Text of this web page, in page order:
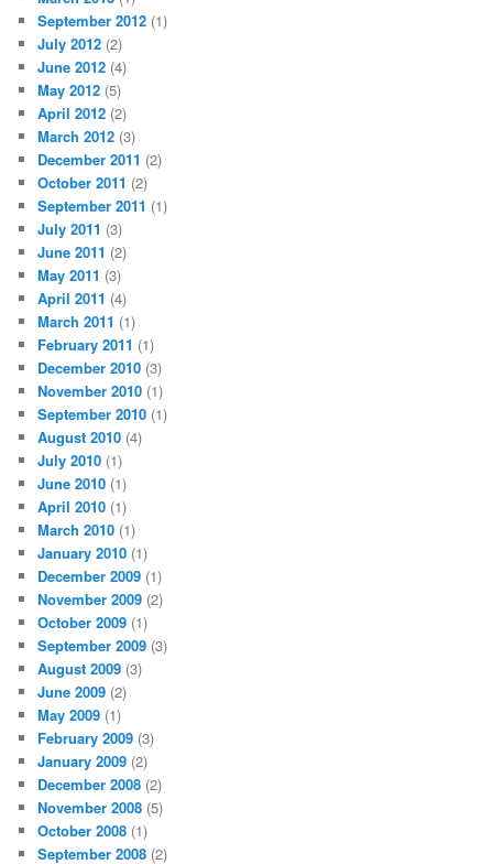
September 2012 (1)
July 2012 (2)
June 2012 (4)
May 2012 (5)
April 2012 (2)
March 2012 (3)
December 2011 (2)
October 2011 (2)
September 2011 (1)
July 2011 (3)
June 2011 (2)
May 2011 (3)
April 2011 (4)
March 2011 (1)
February 2011 (1)
December 2010 (3)
November 2010 (1)
September 2010 (1)
August 2010 (4)
July 2010 (1)
June 2010 (1)
April 2010 (1)
March 2010 (1)
January 2010 (1)
December 2009 (1)
November 2009 (2)
October 2009 (1)
September 2009 (3)
August 2009 (3)
June 2009 (2)
May 2009 (1)
February 2009 (3)
January 2009 (2)
December 2008 (2)
November 2008 (5)
October 2008 (1)
September 2008 (2)